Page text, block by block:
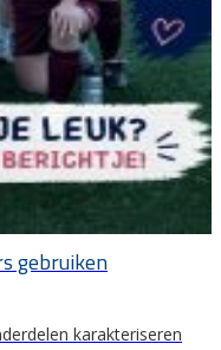
gebruiken
karakteriseren